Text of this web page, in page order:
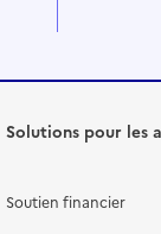
Solutions pour les
Soutien financier